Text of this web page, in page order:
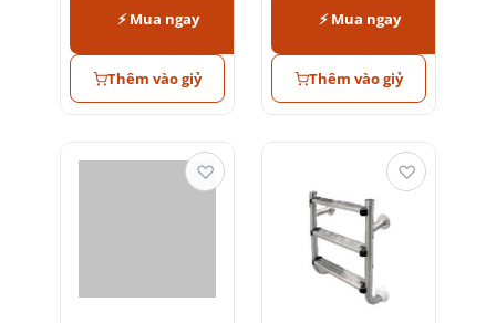
⚡ Mua ngay
Thêm vào giỷ
⚡ Mua ngay
Thêm vào giỷ
♡ ♡